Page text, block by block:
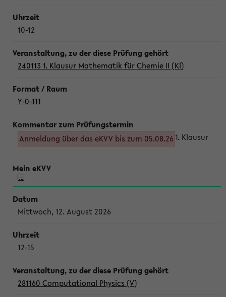
10-12
240113 1. Klausur Mathematik für Chemie II (Kl)
Y-0-111
Anmeldung über das eKVV bis zum 05.08.26 1. Klausur
Mittwoch, 12. August 2026
12-15
281160 Computational Physics (V)